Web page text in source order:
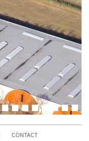
CONTACT